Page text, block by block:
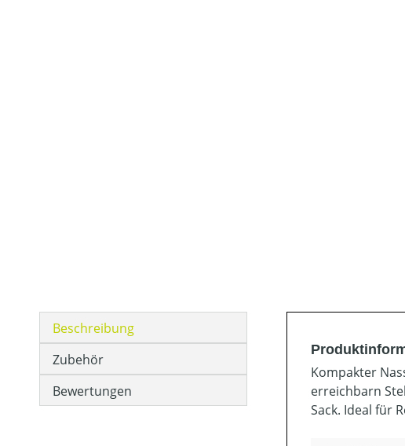
Beschreibung
Zubehör
Bewertungen
Kompakter
erreichbarn
Sack. Ideal für